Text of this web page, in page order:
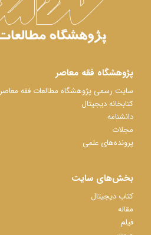
پژوهشگاه فقه معاصر
سایت رسمی پژوهشگاه مطالعات فقه معاصر
کتابخانه دیجیتال
دانشنامه
مجلات
پرونده‌های علمی
بخش‌های سایت
کتاب دیجیتال
مقاله
فیلم